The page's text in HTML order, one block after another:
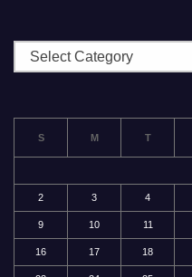
S M T
2 3 4
9 10 11
16 17 18